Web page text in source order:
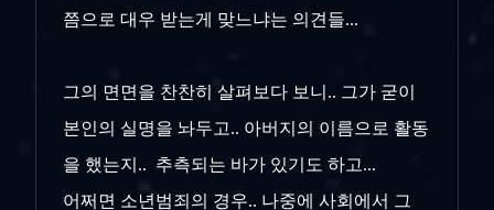
쯤으로 대우 받는게 맞느냐는 의견들...
그의 면면을 찬찬히 살펴보다 보니.. 그가 굳이
본인의 실명을 놔두고.. 아버지의 이름으로 활동
을 했는지.. 추측되는 바가 있기도 하고...
어쩌면 소년범죄의 경우.. 나중에 사회에서 그